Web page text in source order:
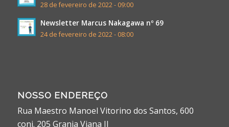
28 de fevereiro de 2022 - 09:00
Newsletter Marcus Nakagawa nº 69
24 de fevereiro de 2022 - 08:00
NOSSO ENDEREÇO
Rua Maestro Manoel Vitorino dos Santos, 600
conj. 205 Granja Viana II